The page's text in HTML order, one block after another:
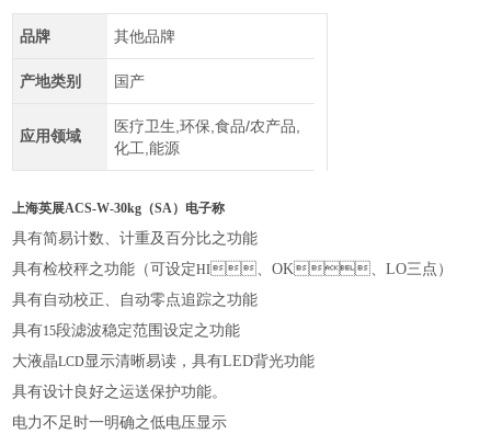
品牌 其他品牌
产地类别 国产
应用领域
医疗卫生,环保,食品/农产品,
化工,能源
上海英展ACS-W-30kg（SA）电子称
具有简易计数、计重及百分比之功能
具有检校秤之功能（可设定HI、OK、LO三点）
具有自动校正、自动零点追踪之功能
具有15段滤波稳定范围设定之功能
大液晶LCD显示清晰易读，具有LED背光功能
具有设计良好之运送保护功能。
电力不足时一明确之低电压显示